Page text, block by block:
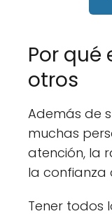
Por qué
otros
Además de
muchas
atención, la
la confianza
Tener todos